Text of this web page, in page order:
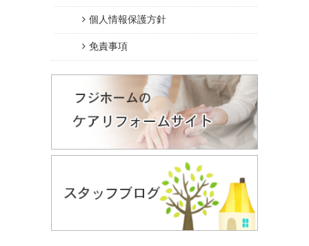
個人情報保護方針
免責事項